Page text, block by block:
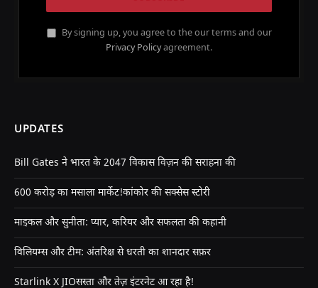
By signing up, you agree to the our terms and our
Privacy Policyagreement.
UPDATES
Bill Gates ने भारत के 2047 विकास विज़न की सराहना की
600 करोड़ का मसाला मार्केट!कांकोर की सक्सेस स्टोरी
माइकल और सुनीता: प्यार, करियर और सफलता की कहानी
विलियम्स और टीम: अंतरिक्ष से धरती का शानदार सफ़र
Starlink X JIOसस्ता और तेज़ इंटरनेट आ रहा है!